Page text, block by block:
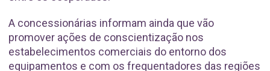
A concessionárias informam ainda que vão
promover ações de conscientização nos
estabelecimentos comerciais do entorno dos
equipamentos e com os frequentadores das regiões